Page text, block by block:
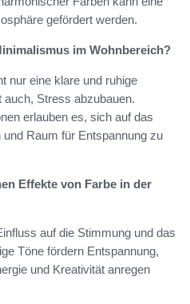
gefördert werden.
im Wohnbereich?
nur eine klare und ruhige
auch, Stress abzubauen.
erlauben es, sich auf das
Raum für Entspannung zu
Effekte von Farbe in der
auf die Stimmung und das
Töne fördern Entspannung,
und Kreativität anregen